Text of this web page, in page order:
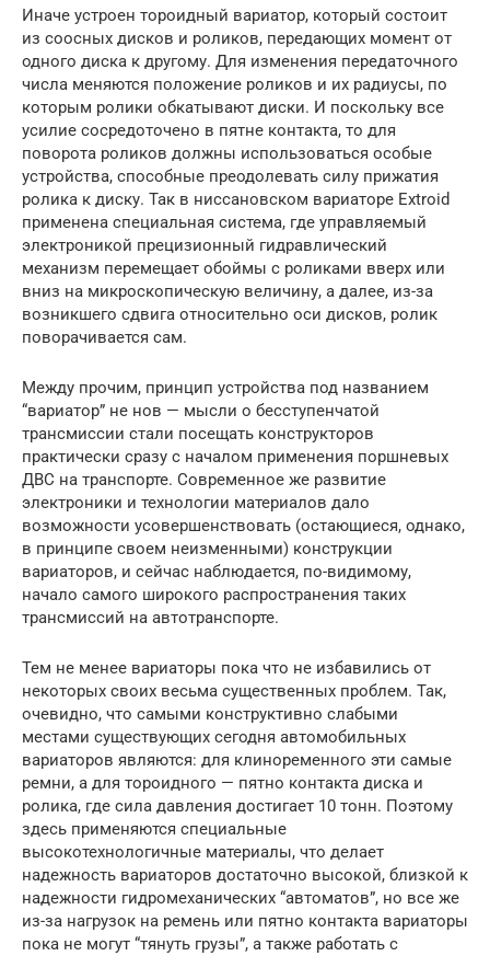
Иначе устроен тороидный вариатор, который состоит
из соосных дисков и роликов, передающих момент от
одного диска к другому. Для изменения передаточного
числа меняются положение роликов и их радиусы, по
которым ролики обкатывают диски. И поскольку все
усилие сосредоточено в пятне контакта, то для
поворота роликов должны использоваться особые
устройства, способные преодолевать силу прижатия
ролика к диску. Так в ниссановском вариаторе Extroid
применена специальная система, где управляемый
электроникой прецизионный гидравлический
механизм перемещает обоймы с роликами вверх или
вниз на микроскопическую величину, а далее, из-за
возникшего сдвига относительно оси дисков, ролик
поворачивается сам.
Между прочим, принцип устройства под названием
“вариатор” не нов — мысли о бесступенчатой
трансмиссии стали посещать конструкторов
практически сразу с началом применения поршневых
ДВС на транспорте. Современное же развитие
электроники и технологии материалов дало
возможности усовершенствовать (остающиеся, однако,
в принципе своем неизменными) конструкции
вариаторов, и сейчас наблюдается, по-видимому,
начало самого широкого распространения таких
трансмиссий на автотранспорте.
Тем не менее вариаторы пока что не избавились от
некоторых своих весьма существенных проблем. Так,
очевидно, что самыми конструктивно слабыми
местами существующих сегодня автомобильных
вариаторов являются: для клиноременного эти самые
ремни, а для тороидного — пятно контакта диска и
ролика, где сила давления достигает 10 тонн. Поэтому
здесь применяются специальные
высокотехнологичные материалы, что делает
надежность вариаторов достаточно высокой, близкой к
надежности гидромеханических “автоматов”, но все же
из-за нагрузок на ремень или пятно контакта вариаторы
пока не могут “тянуть грузы”, а также работать с